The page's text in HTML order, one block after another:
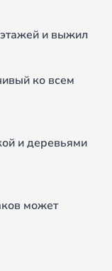
и выжил
ко всем
и деревьями
может